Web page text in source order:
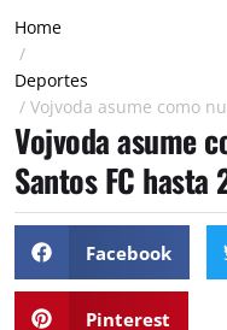
Home
/
Deportes
/ Vojvoda asume como
Vojvoda asume
Santos FC hasta
Facebook
Pinterest